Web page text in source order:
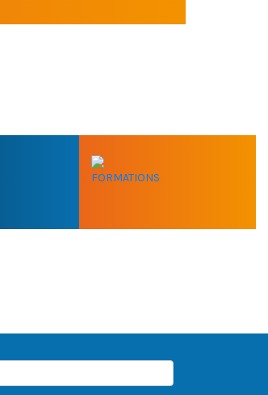
FORMATIONS